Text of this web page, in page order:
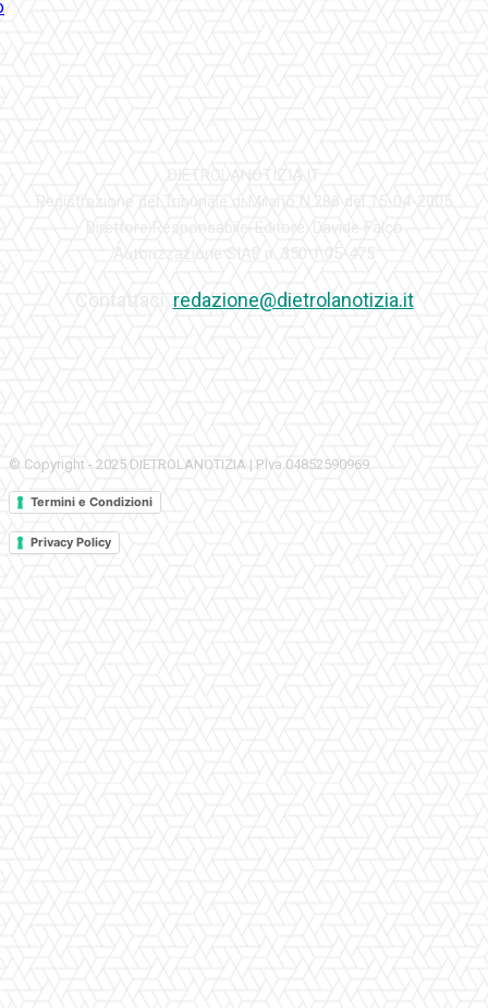
redazione@dietrolanotizia.it
© Copyright - 2025 DIETROLANOTIZIA | P.Iva 04852590969
Termini e Condizioni
Privacy Policy